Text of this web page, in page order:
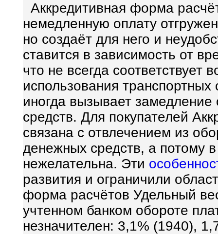
Аккредитивная форма
немедленную оплату
но создаёт для него и
ставится в зависимость от
что не всегда соответствует
использования
иногда вызывает
средств. Для покупателей
связана с отвлечением из
денежных средств, а потому
нежелательна. Эти
развития и ограничили
форма расчётов Удельный
учтенном банком обороте
незначителен: 3,1% (1940),